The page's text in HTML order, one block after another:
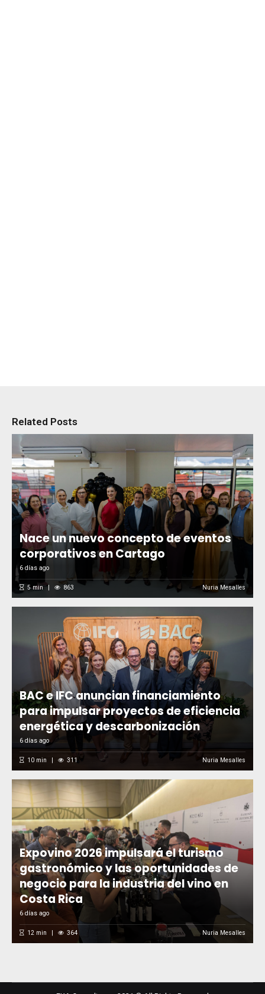
Related Posts
Nace un nuevo concepto de eventos
corporativos en Cartago
6 días ago
5min 863 Nuria Mesalles
BAC e IFC anuncian financiamiento
para impulsar proyectos de eficiencia
energética y descarbonización
6 días ago
10min 311 Nuria Mesalles
Expovino 2026 impulsará el turismo
gastronómico y las oportunidades de
negocio para la industria del vino en
Costa Rica
6 días ago
12 min 364 Nuria Mesalles